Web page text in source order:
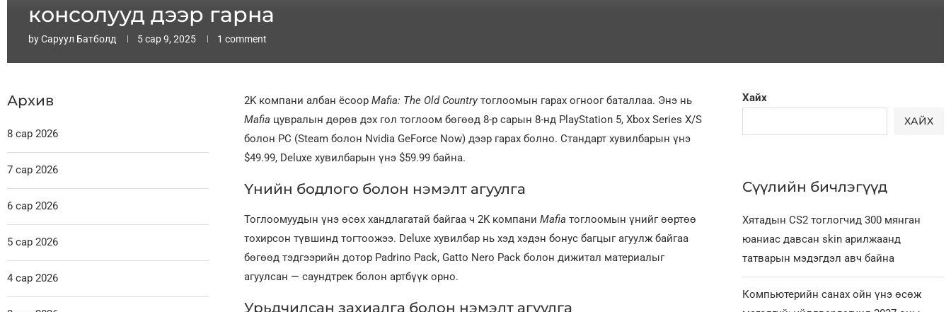
консолууд дээр гарна
byСаруул Батболд 5 сар 9, 2025 1 comment
2K компани албан ёсоор Mafia: The Old Countryтоглоомын гарах огноог баталлаа. Энэ нь
Mafia цувралын дөрөв дэх гол тоглоом бөгөөд 8-р сарын 8-нд PlayStation 5, Xbox Series X/S
болон PC (Steam болон Nvidia GeForce Now) дээр гарах болно. Стандарт хувилбарын үнэ
$49.99, Deluxe хувилбарын үнэ $59.99 байна.
Үнийн бодлого болон нэмэлт агуулга
Тоглоомуудын үнэ өсөх хандлагатай байгаа ч 2K компани Mafia тоглоомын үнийг өөртөө
тохирсон түвшинд тогтоожээ. Deluxe хувилбар нь хэд хэдэн бонус багцыг агуулж байгаа
бөгөөд тэдгээрийн дотор Padrino Pack, Gatto Nero Pack болон дижитал материалыг
агуулсан — саундтрек болон артбүүк орно.
Урьдчилсан захиалга болон нэмэлт агуулга
Хайх
ХАЙХ
Сүүлийн бичлэгүүд
Хятадын CS2 тоглогчид 300 мянган
юаниас давсан skin арилжаанд
татварын мэдэгдэл авч байна
Компьютерийн санах ойн үнэ өсөж
Архив
8 сар 2026
7 сар 2026
6 сар 2026
5 сар 2026
4 сар 2026